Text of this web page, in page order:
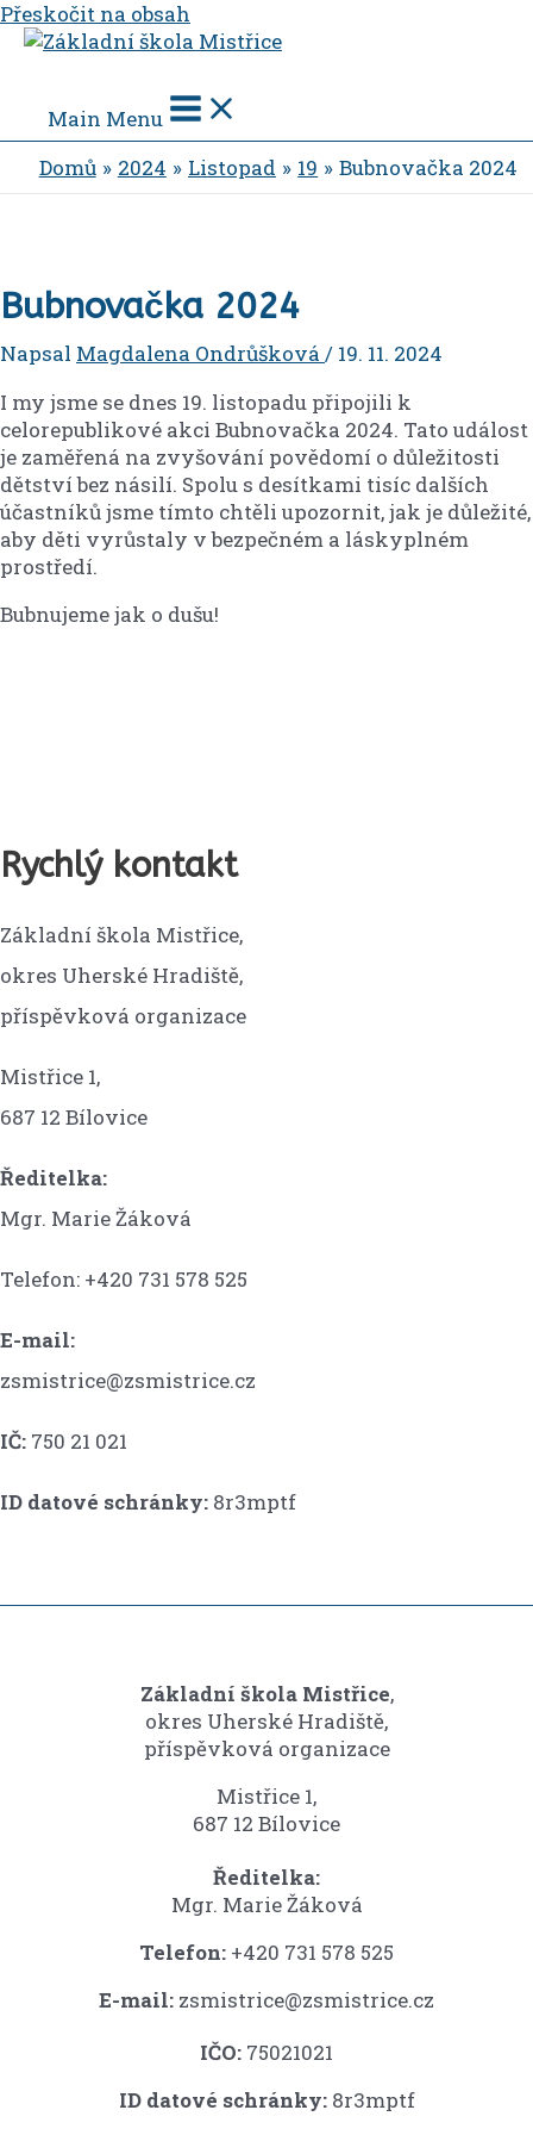
Přeskočit na obsah
Main Menu
Domů
2024 Listopad 19 Bubnovačka 2024
Bubnovačka 2024
Napsal Magdalena Ondrůšková / 19. 11. 2024
I my jsme se dnes 19. listopadu připojili k
celorepublikové akci Bubnovačka 2024. Tato událost
je zaměřená na zvyšování povědomí o důležitosti
dětství bez násilí. Spolu s desítkami tisíc dalších
účastníků jsme tímto chtěli upozornit, jak je důležité,
aby děti vyrůstaly v bezpečném a láskyplném
prostředí.
Bubnujeme jak o dušu!
Rychlý kontakt
Základní škola Mistřice,
okres Uherské Hradiště,
příspěvková organizace
Mistřice 1,
687 12 Bílovice
Ředitelka:
Mgr. Marie Žáková
Telefon: +420 731 578 525
E-mail:
zsmistrice@zsmistrice.cz
IČ: 750 21 021
ID datové schránky: 8r3mptf
Základní škola Mistřice,
okres Uherské Hradiště,
příspěvková organizace
Mistřice 1,
687 12 Bílovice
Ředitelka:
Mgr. Marie Žáková
Telefon: +420 731 578 525
E-mail: zsmistrice@zsmistrice.cz
IČO: 75021021
ID datové schránky:8r3mptf